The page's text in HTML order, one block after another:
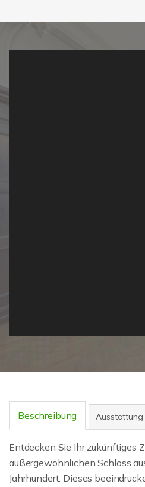
Beschreibung Ausstattung
Entdecken Sie Ihr zukünftiges
außergewöhnlichen Schloss
Jahrhundert. Dieses